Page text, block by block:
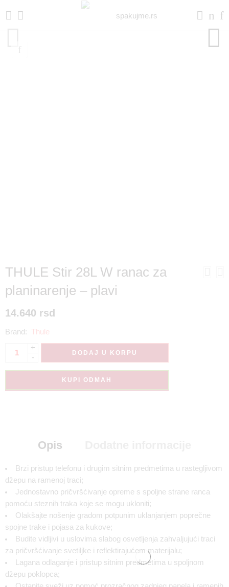
THULE Stir 28L W ranac za
planinarenje – plavi
14.640 rsd
Brand: Thule
+
-
DODAJ U KORPU
KUPI ODMAH
Opis
Brzi pristup telefonu i drugim sitnim predmetima u rastegljivom
džepu na ramenoj traci;
Jednostavno pričvršćivanje opreme s spoljne strane ranca
pomoću steznih traka koje se mogu ukloniti;
Olakšajte nošenje gradom potpunim uklanjanjem poprečne
spojne trake i pojasa za kukove;
Budite vidljivi u uslovima slabog osvetljenja zahvaljujući traci
za pričvršćivanje svetiljke i reflektirajućem materijalu;
Lagana odlaganje i pristup sitnim predmetima u spoljnom
džepu poklopca;